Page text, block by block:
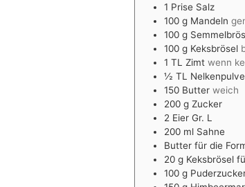
1 Prise Salz
100 g Mandeln
100 g
100 g Keksbrösel
1 TL Zimt wenn
½ TL
150 Butter weich
200 g Zucker
2 Eier Gr. L
200 ml Sahne
Butter für die
20 g Keksbrösel
100 g